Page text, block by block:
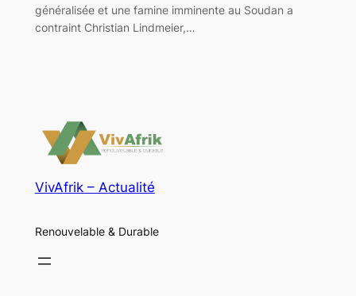
généralisée et une famine imminente au Soudan a
contraint Christian Lindmeier,…
VivAfrik – Actualité
Renouvelable & Durable